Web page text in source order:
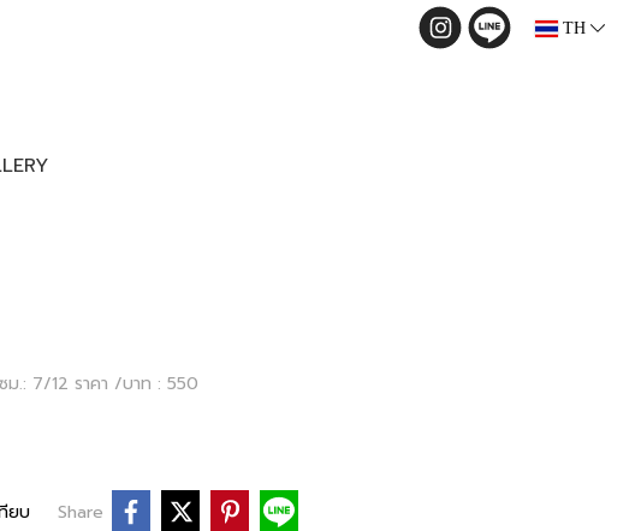
TH
.: 7/12 ราคา /บาท : 550
ยบ Share